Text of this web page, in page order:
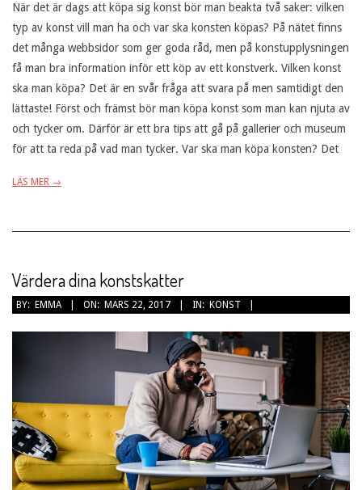
När det är dags att köpa sig konst bör man beakta två saker: vilken
typ av konst vill man ha och var ska konsten köpas? På nätet finns
det många webbsidor som ger goda råd, men på konstupplysningen
få man bra information inför ett köp av ett konstverk. Vilken konst
ska man köpa? Det är en svår fråga att svara på men samtidigt den
lättaste! Först och främst bör man köpa konst som man kan njuta av
och tycker om. Därför är ett bra tips att gå på gallerier och museum
för att ta reda på vad man tycker. Var ska man köpa konsten? Det
LÄS MER →
Värdera dina konstskatter
2017-
BY: EMMA ON: MARS 22, 2017 IN: KONST